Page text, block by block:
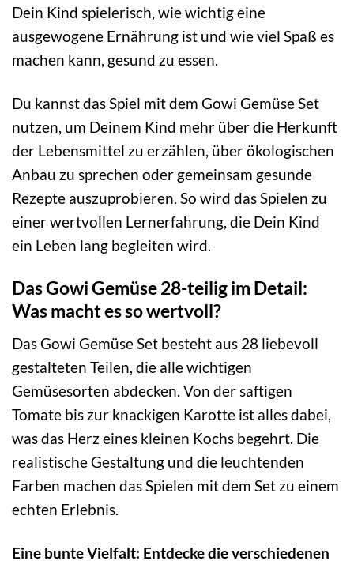
Dein Kind spielerisch, wie wichtig eine
ausgewogene Ernährung ist und wie viel Spaß es
machen kann, gesund zu essen.
Du kannst das Spiel mit dem Gowi Gemüse Set
nutzen, um Deinem Kind mehr über die Herkunft
der Lebensmittel zu erzählen, über ökologischen
Anbau zu sprechen oder gemeinsam gesunde
Rezepte auszuprobieren. So wird das Spielen zu
einer wertvollen Lernerfahrung, die Dein Kind
ein Leben lang begleiten wird.
Das Gowi Gemüse 28-teilig im Detail:
Was macht es so wertvoll?
Das Gowi Gemüse Set besteht aus 28 liebevoll
gestalteten Teilen, die alle wichtigen
Gemüsesorten abdecken. Von der saftigen
Tomate bis zur knackigen Karotte ist alles dabei,
was das Herz eines kleinen Kochs begehrt. Die
realistische Gestaltung und die leuchtenden
Farben machen das Spielen mit dem Set zu einem
echten Erlebnis.
Eine bunte Vielfalt: Entdecke die verschiedenen